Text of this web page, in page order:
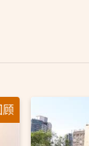
顾